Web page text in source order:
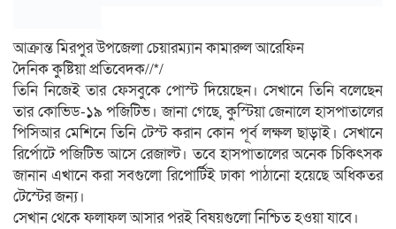
আক্রান্ত মিরপুর উপজেলা চেয়ারম্যান কামারুল আরেফিন
দৈনিক কুষ্টিয়া প্রতিবেদক//*/
তিনি নিজেই তার ফেসবুকে পোস্ট দিয়েছেন। সেখানে তিনি বলেছেন
তার কোভিড-১৯ পজিটিভ। জানা গেছে, কুস্টিয়া জেনালে হাসপাতালের
পিসিআর মেশিনে তিনি টেস্ট করান কোন পূর্ব লক্ষল ছাড়াই। সেখানে
রির্পোটে পজিটিভ আসে রেজাল্ট। তবে হাসপাতালের অনেক চিকিৎসক
জানান এখানে করা সবগুলো রিপোর্টিই ঢাকা পাঠানো হয়েছে অধিকতর
টেস্টের জন্য।
সেখান থেকে ফলাফল আসার পরই বিষয়গুলো নিশ্চিত হওয়া যাবে।